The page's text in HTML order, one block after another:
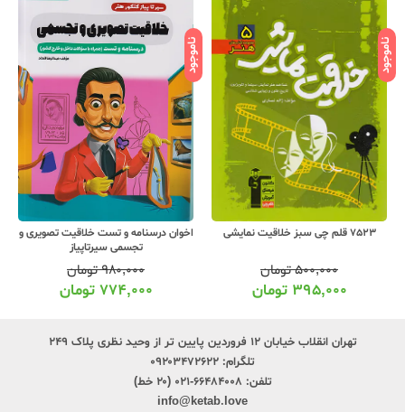
ناموجود
7523 قلم چی سبز خلاقیت نمایشی
۵۰۰,۰۰۰تومان
۳۹۵,۰۰۰ تومان
ناموجود
اخوان درسنامه و تست خلاقیت تصویری و
تجسمی سیرتاپیاز
۹۸۰,۰۰۰تومان
۷۷۴,۰۰۰ تومان
تهران انقلاب خیابان ۱۲ فروردین پایین تر از وحید نظری پلاک ۲۴۹
تلگرام: ۰۹۲۰۳۴۷۲۶۲۲
تلفن: ۶۶۴۸۴۰۰۸-۰۲۱ (۲۰ خط)
info@ketab.love